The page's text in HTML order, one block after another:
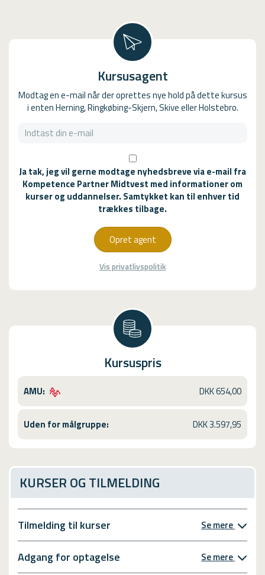
Kursusagent
Modtag en e-mail når der oprettes nye hold på dette kursus
i enten Herning, Ringkøbing-Skjern, Skive eller Holstebro.
Ja tak, jeg vil gerne modtage nyhedsbreve via e-mail fra
Kompetence Partner Midtvest med informationer om
kurser og uddannelser. Samtykket kan til enhver tid
trækkes tilbage.
Opret agent
Vis privatlivspolitik
Kursuspris
AMU: DKK 654,00
Uden for målgruppe: DKK 3.597,95
KURSER OG TILMELDING
Tilmelding til kurser Se mere
Adgang for optagelse Se mere